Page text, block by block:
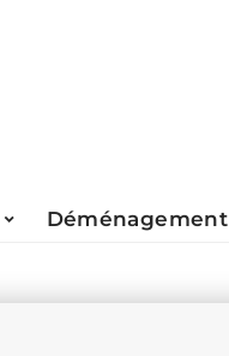
Déménagement